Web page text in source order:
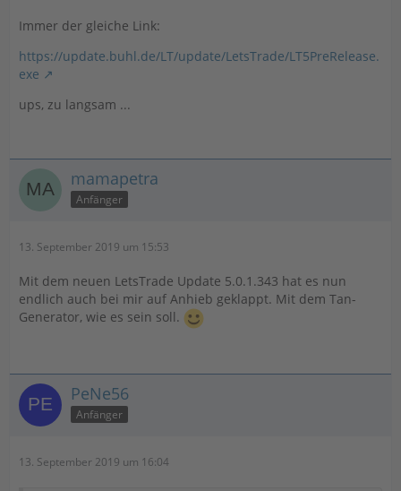
Immer der gleiche Link:
https://update.buhl.de/LT/update/LetsTrade/LT5PreRelease.
exe
ups, zu langsam ...
mamapetra
Anfänger
13. September 2019 um 15:53
Mit dem neuen LetsTrade Update 5.0.1.343 hat es nun
endlich auch bei mir auf Anhieb geklappt. Mit dem Tan-
Generator, wie es sein soll.
PeNe56
Anfänger
13. September 2019 um 16:04